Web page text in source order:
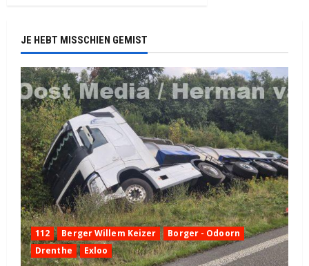
JE HEBT MISSCHIEN GEMIST
112 Berger Willem Keizer
Borger - Odoorn
Drenthe
Exloo